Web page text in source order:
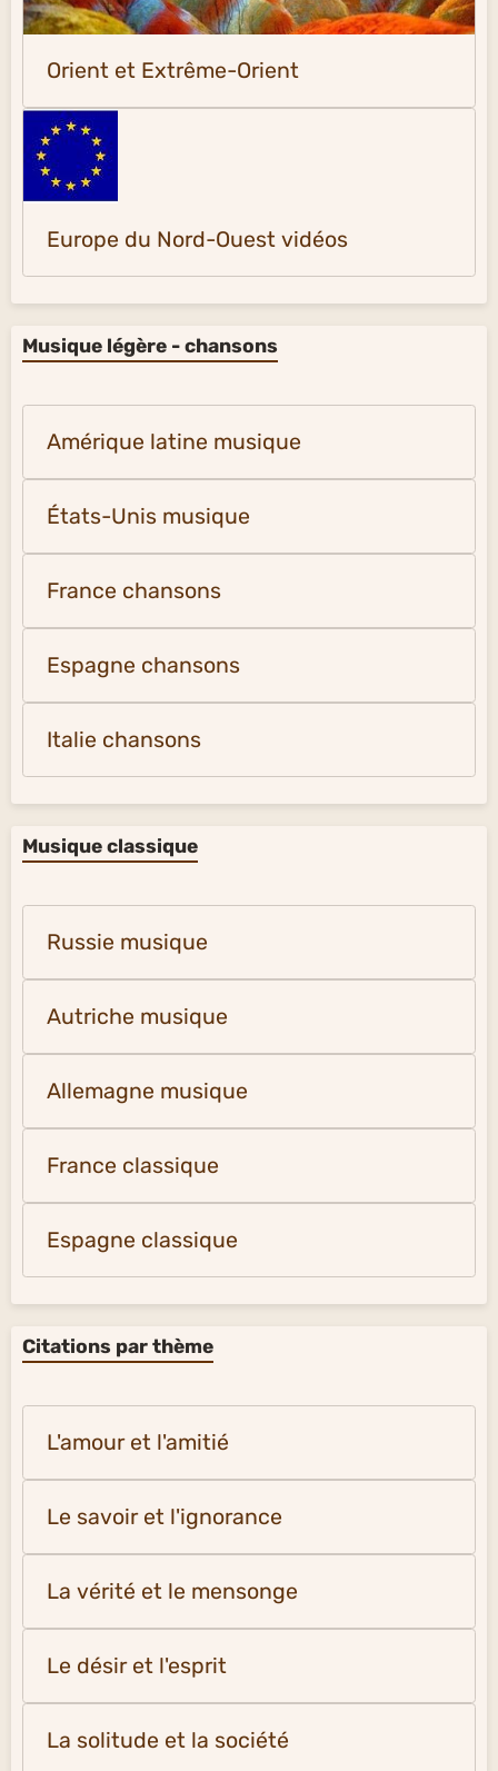
Orient et Extrême-Orient
Europe du Nord-Ouest vidéos
Musique légère - chansons
Amérique latine musique
États-Unis musique
France chansons
Espagne chansons
Italie chansons
Musique classique
Russie musique
Autriche musique
Allemagne musique
France classique
Espagne classique
Citations par thème
L'amour et l'amitié
Le savoir et l'ignorance
La vérité et le mensonge
Le désir et l'esprit
La solitude et la société